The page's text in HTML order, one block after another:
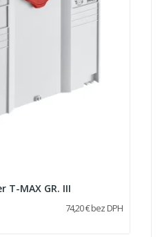
T-MAX GR. III
74,20 € bez DPH